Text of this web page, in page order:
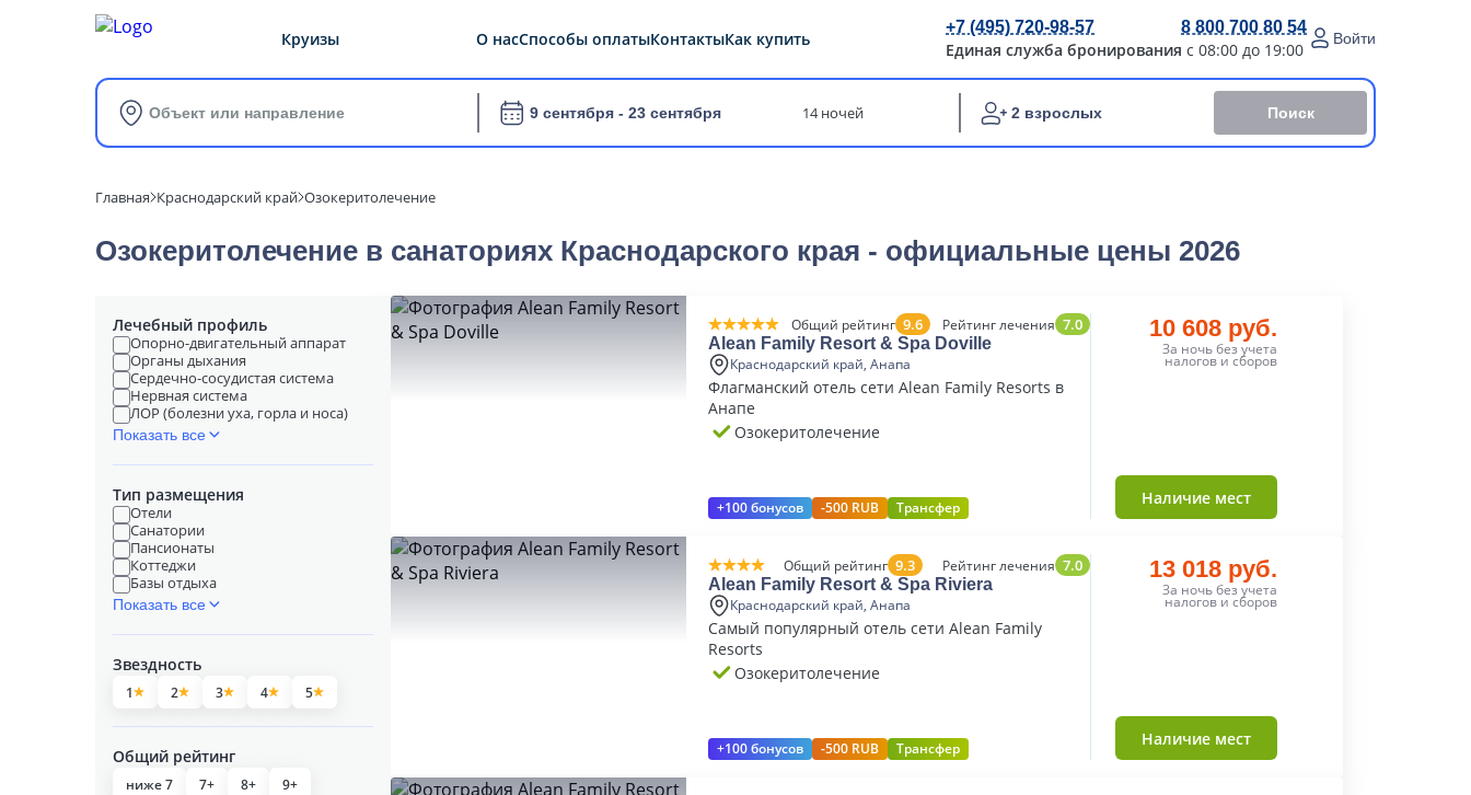
Круизы О насСпособы оплатыКонтактыКак купить
+7 (495) 720-98-57 8 800 700 80 54
Единая служба бронирования с 08:00 до 19:00
Войти
Объект или направление 9 сентября - 23 сентября 14 ночей 2 взрослых Поиск
Главная Краснодарский край Озокеритолечение
Озокеритолечение в cанаториях Краснодарского края - официальные цены 2026
Лечебный профиль
Опорно-двигательный аппарат
Органы дыхания
Сердечно-сосудистая система
Нервная система
ЛОР (болезни уха, горла и носа)
Показать все
Тип размещения
Отели
Санатории
Пансионаты
Коттеджи
Базы отдыха
Показать все
Звездность
1 2 3 4 5
Общий рейтинг
ниже 7 7+ 8+ 9+
Общий рейтинг 9.6 Рейтинг лечения 7.0
Alean Family Resort & Spa Doville
Краснодарский край, Анапа
Флагманский отель сети Alean Family Resorts в
Анапе
Озокеритолечение
+100 бонусов -500 RUB Трансфер
10 608 руб.
За ночь без учета
налогов и сборов
Наличие мест
Общий рейтинг 9.3 Рейтинг лечения 7.0
Alean Family Resort & Spa Riviera
Краснодарский край, Анапа
Самый популярный отель сети Alean Family
Resorts
Озокеритолечение
+100 бонусов -500 RUB Трансфер
13 018 руб.
За ночь без учета
налогов и сборов
Наличие мест